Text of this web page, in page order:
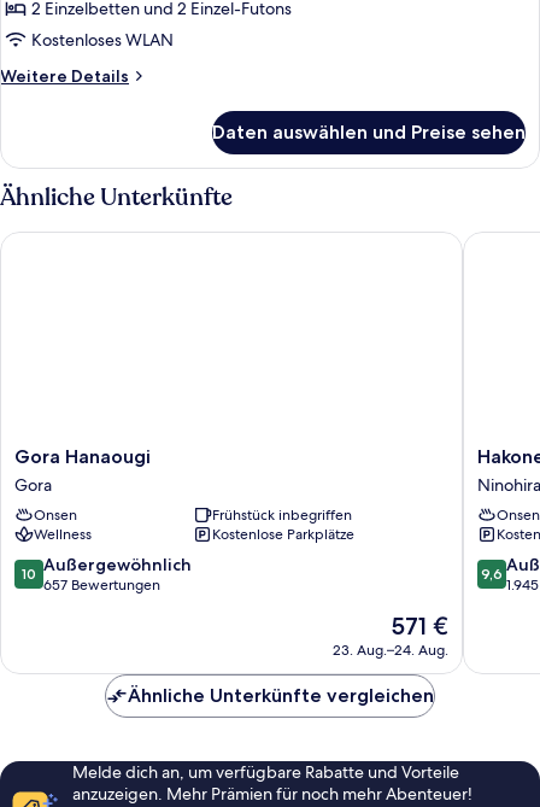
Nichtraucher
(Check
in
3-
Japanese
Breakfast)
anzeigen
2 Einzelbetten und 2 Einzel-Futons
Kostenloses WLAN
Weitere Details
Weitere
Nichtraucher
(Check
in
6pm,
Daten auswählen und Preise sehen
Ähnliche Unterkünfte
Gora
Hanaougi
Gora
Gora Hanaougi
Gora
Onsen
Frühstück inbegriffen
Wellness
Kostenlose Parkplätze
10.0
von
Bewertungen
10 Außergewöhnlich
657 Bewertungen
Der
Preis
beträgt
571 €
571 €
23. Aug.–24. Aug.
Gora Hanaougi
Hakone
TEN-
YU
Ninohira
Ninohira
Onsen
9.6
von
9,6
Hakone
Ähnliche Unterkünfte vergleichen
Melde dich an, um verfügbare Rabatte und Vorteile
anzuzeigen. Mehr Prämien für noch mehr Abenteuer!